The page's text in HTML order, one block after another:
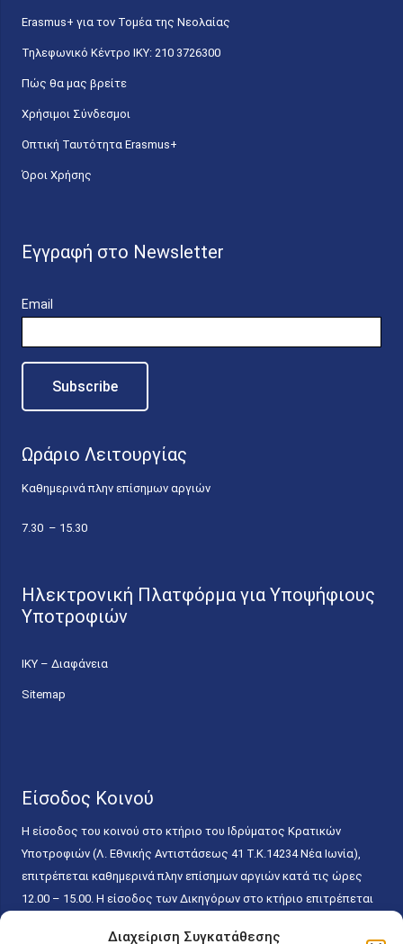
Διαχείριση Συγκατάθεσης
Erasmus+ για τον Τομέα της Νεολαίας
Τηλεφωνικό Κέντρο IKY: 210 3726300
Πώς θα μας βρείτε
Χρήσιμοι Σύνδεσμοι
Οπτική Ταυτότητα Erasmus+
Όροι Χρήσης
Εγγραφή στο Newsletter
Email
Ωράριο Λειτουργίας
Καθημερινά πλην επίσημων αργιών
7.30 – 15.30
Ηλεκτρονική Πλατφόρμα για Υποψήφιους
Υποτροφιών
ΙΚΥ – Διαφάνεια
Sitemap
Είσοδος Κοινού
Η είσοδος του κοινού στο κτήριο του Ιδρύματος Κρατικών
Υποτροφιών (Λ. Εθνικής Αντιστάσεως 41 T.K.14234 Νέα Ιωνία),
επιτρέπεται καθημερινά πλην επίσημων αργιών κατά τις ώρες
12.00 – 15.00. Η είσοδος των Δικηγόρων στο κτήριο επιτρέπεται